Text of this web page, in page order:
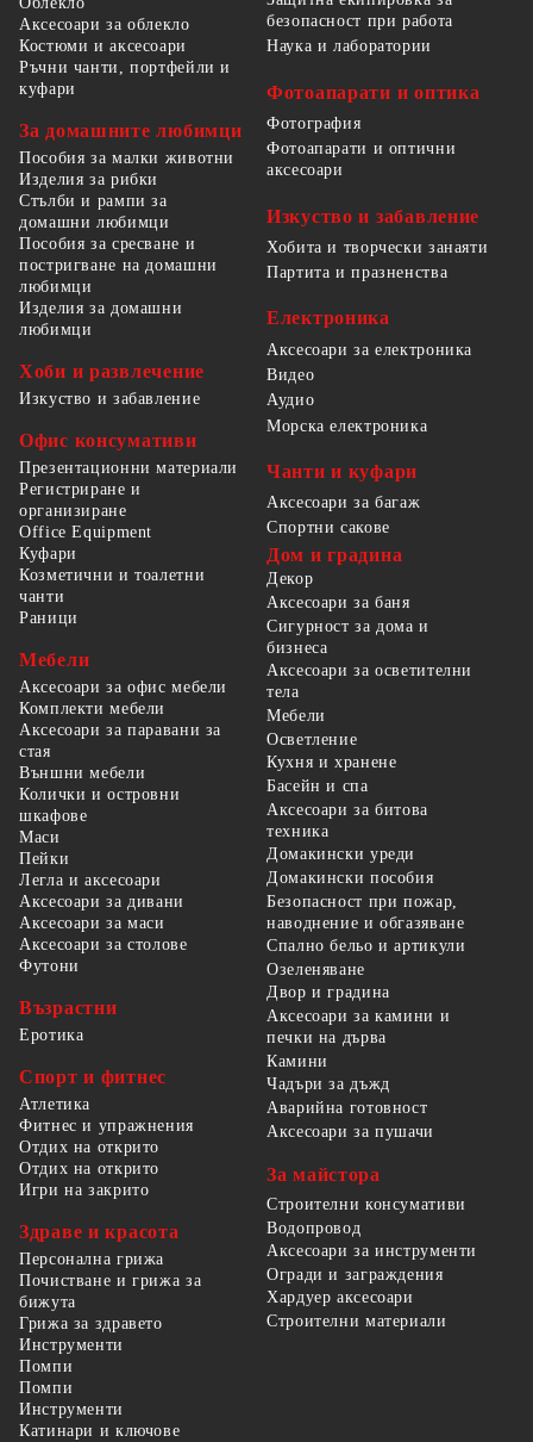
Аксесоари за облекло
Костюми и аксесоари
Ръчни чанти, портфейли и
куфари
За домашните любимци
Пособия за малки животни
Изделия за рибки
Стълби и рампи за
домашни любимци
Пособия за сресване и
постригване на домашни
любимци
Изделия за домашни
любимци
Хоби и развлечение
Изкуство и забавление
Офис консумативи
Презентационни материали
Регистриране и
организиране
Office Equipment
безопасност при работа
Наука и лаборатории
Фотоапарати и оптика
Фотография
Фотоапарати и оптични
аксесоари
Изкуство и забавление
Хобита и творчески занаяти
Партита и празненства
Електроника
Аксесоари за електроника
Видео
Аудио
Морска електроника
Чанти и куфари
Аксесоари за багаж
Спортни сакове
Куфари
Козметични и тоалетни
чанти
Раници
Мебели
Аксесоари за офис мебели
Комплекти мебели
Аксесоари за паравани за
стая
Външни мебели
Колички и островни
шкафове
Маси
Пейки
Легла и аксесоари
Аксесоари за дивани
Аксесоари за маси
Аксесоари за столове
Футони
Възрастни
Еротика
Спорт и фитнес
Атлетика
Фитнес и упражнения
Отдих на открито
Отдих на открито
Игри на закрито
Здраве и красота
Персонална грижа
Почистване и грижа за
бижута
Грижа за здравето
Дом и градина
Декор
Аксесоари за баня
Сигурност за дома и
бизнеса
Аксесоари за осветителни
тела
Мебели
Осветление
Кухня и хранене
Басейн и спа
Аксесоари за битова
техника
Домакински уреди
Домакински пособия
Безопасност при пожар,
наводнение и обгазяване
Спално бельо и артикули
Озеленяване
Двор и градина
Аксесоари за камини и
печки на дърва
Камини
Чадъри за дъжд
Аварийна готовност
Аксесоари за пушачи
За майстора
Строителни консумативи
Водопровод
Аксесоари за инструменти
Огради и заграждения
Хардуер аксесоари
Строителни материали
Инструменти
Помпи
Помпи
Инструменти
Катинари и ключове